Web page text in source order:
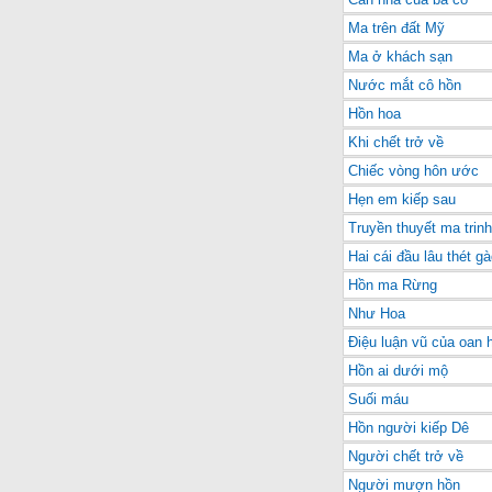
Ma trên đất Mỹ
Ma ở khách sạn
Nước mắt cô hồn
Hồn hoa
Khi chết trở về
Chiếc vòng hôn ước
Hẹn em kiếp sau
Truyền thuyết ma
Hai cái đầu lâu thét
Hồn ma Rừng
Như Hoa
Điệu luận vũ của oan
Hồn ai dưới mộ
Suối máu
Hồn người kiếp Dê
Người chết trở về
Người mượn hồn